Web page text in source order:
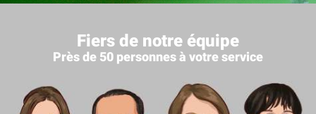
Fiers de notre équipe
Près de 50 personnes à votre service